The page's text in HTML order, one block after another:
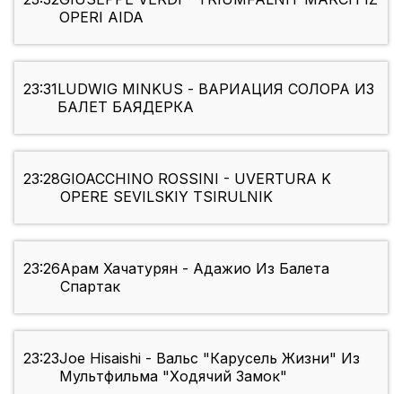
OPERI AIDA
23:31LUDWIG MINKUS - ВАРИАЦИЯ СОЛОРА ИЗ
БАЛЕТ БАЯДЕРКА
23:28GIOACCHINO ROSSINI - UVERTURA K
OPERE SEVILSKIY TSIRULNIK
23:26Арам Хачатурян - Адажио Из Балета
Спартак
23:23Joe Hisaishi - Вальс "Карусель Жизни" Из
Мультфильма "Ходячий Замок"